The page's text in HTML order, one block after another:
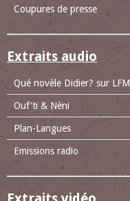
Coupures de presse
Extraits audio
Qué novèle Didier? sur LFM
Ouf'ti & Nèni
Plan-Langues
Emissions radio